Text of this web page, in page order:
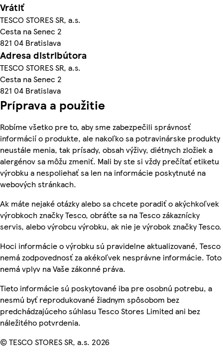
Vrátiť
TESCO STORES SR, a.s.
Cesta na Senec 2
821 04 Bratislava
Adresa distribútora
TESCO STORES SR, a.s.
Cesta na Senec 2
821 04 Bratislava
Príprava a použitie
Robíme všetko pre to, aby sme zabezpečili správnosť
informácií o produkte, ale nakoľko sa potravinárske produkty
neustále menia, tak prísady, obsah výživy, diétnych zložiek a
alergénov sa môžu zmeniť. Mali by ste si vždy prečítať etiketu
výrobku a nespoliehať sa len na informácie poskytnuté na
webových stránkach.
Ak máte nejaké otázky alebo sa chcete poradiť o akýchkoľvek
výrobkoch značky Tesco, obráťte sa na Tesco zákaznícky
servis, alebo výrobcu výrobku, ak nie je výrobok značky Tesco.
Hoci informácie o výrobku sú pravidelne aktualizované, Tesco
nemá zodpovednosť za akékoľvek nesprávne informácie. Toto
nemá vplyv na Vaše zákonné práva.
Tieto informácie sú poskytované iba pre osobnú potrebu, a
nesmú byť reprodukované žiadnym spôsobom bez
predchádzajúceho súhlasu Tesco Stores Limited ani bez
náležitého potvrdenia.
© TESCO STORES SR, a.s. 2026